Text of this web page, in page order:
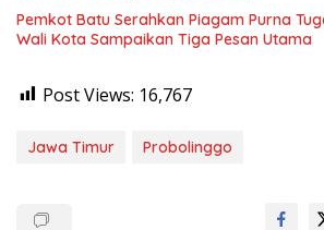
Pemkot Batu Serahkan Piagam Purna
Wali Kota Sampaikan Tiga Pesan Utama
Post Views: 16,767
Jawa Timur Probolinggo